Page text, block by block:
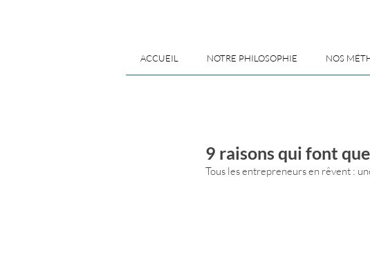
ACCUEIL NOTRE PHILOSOPHIE NOS
9 raisons qui font
Tous les entrepreneurs en rêvent :